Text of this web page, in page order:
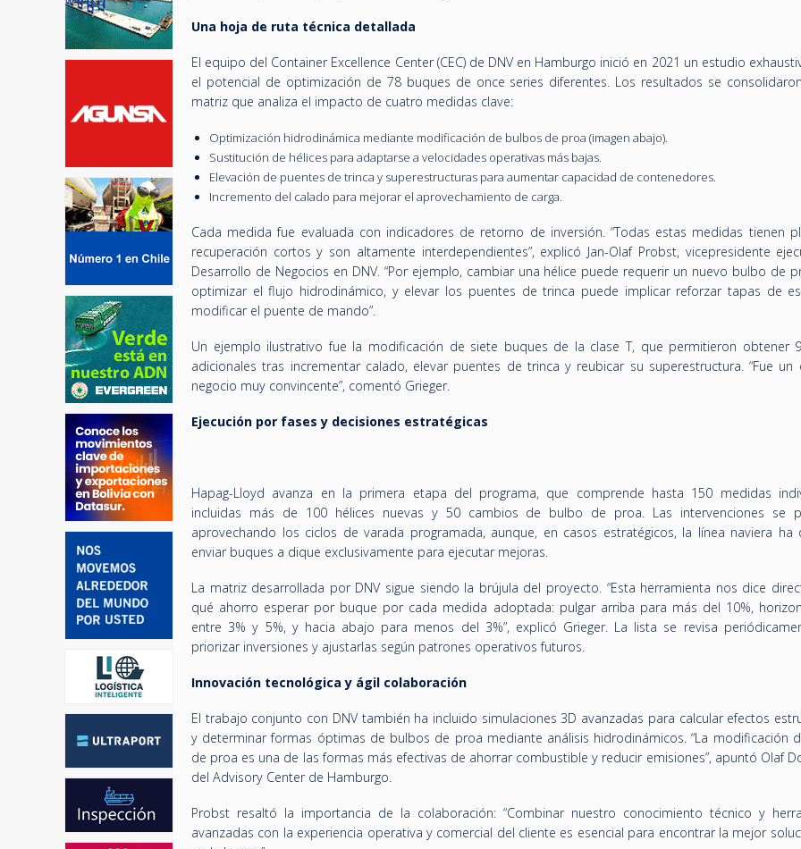
Una hoja de ruta técnica detallada
El equipo del Container Excellence Center (CEC) de DNV en Hamburgo inició en 2021 un estudio
el potencial de optimización de 78 buques de once series diferentes. Los resultados se
matriz que analiza el impacto de cuatro medidas clave:
Optimización hidrodinámica mediante modificación de bulbos de proa (imagen abajo).
Sustitución de hélices para adaptarse a velocidades operativas más bajas.
Elevación de puentes de trinca y superestructuras para aumentar capacidad de contenedores.
Incremento del calado para mejorar el aprovechamiento de carga.
Cada medida fue evaluada con indicadores de retorno de inversión. “Todas estas medidas tienen
recuperación cortos y son altamente interdependientes”, explicó Jan-Olaf Probst, vicepresidente
Desarrollo de Negocios en DNV. “Por ejemplo, cambiar una hélice puede requerir un nuevo bulbo de
optimizar el flujo hidrodinámico, y elevar los puentes de trinca puede implicar reforzar tapas de
modificar el puente de mando”.
Un ejemplo ilustrativo fue la modificación de siete buques de la clase T, que permitieron obtener
adicionales tras incrementar calado, elevar puentes de trinca y reubicar su superestructura. “Fue un
negocio muy convincente”, comentó Grieger.
Ejecución por fases y decisiones estratégicas
Hapag-Lloyd avanza en la primera etapa del programa, que comprende hasta 150 medidas
incluidas más de 100 hélices nuevas y 50 cambios de bulbo de proa. Las intervenciones se
aprovechando los ciclos de varada programada, aunque, en casos estratégicos, la línea naviera ha
enviar buques a dique exclusivamente para ejecutar mejoras.
La matriz desarrollada por DNV sigue siendo la brújula del proyecto. “Esta herramienta nos dice
qué ahorro esperar por buque por cada medida adoptada: pulgar arriba para más del 10%,
entre 3% y 5%, y hacia abajo para menos del 3%”, explicó Grieger. La lista se revisa
priorizar inversiones y ajustarlas según patrones operativos futuros.
Innovación tecnológica y ágil colaboración
El trabajo conjunto con DNV también ha incluido simulaciones 3D avanzadas para calcular efectos
y determinar formas óptimas de bulbos de proa mediante análisis hidrodinámicos. “La modificación
de proa es una de las formas más efectivas de ahorrar combustible y reducir emisiones”, apuntó Olaf
del Advisory Center de Hamburgo.
Probst resaltó la importancia de la colaboración: “Combinar nuestro conocimiento técnico y
avanzadas con la experiencia operativa y comercial del cliente es esencial para encontrar la mejor